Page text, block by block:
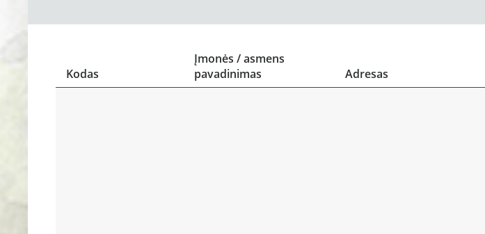
Kodas
Įmonės / asmens
pavadinimas
Adresas